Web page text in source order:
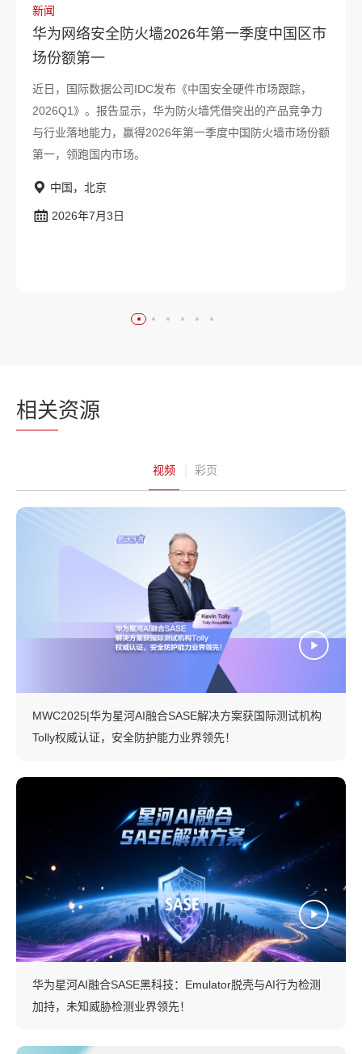
新闻
华为网络安全防火墙2026年第一季度中国区市
场份额第一
近日，国际数据公司IDC发布《中国安全硬件市场跟踪，
2026Q1》。报告显示，华为防火墙凭借突出的产品竞争力
与行业落地能力，赢得2026年第一季度中国防火墙市场份额
第一，领跑国内市场。
中国，北京
2026年7月3日
相关资源
视频 彩页
MWC2025|华为星河AI融合SASE解决方案获国际测试机构
Tolly权威认证，安全防护能力业界领先！
华为星河AI融合SASE黑科技：Emulator脱壳与AI行为检测
加持，未知威胁检测业界领先！